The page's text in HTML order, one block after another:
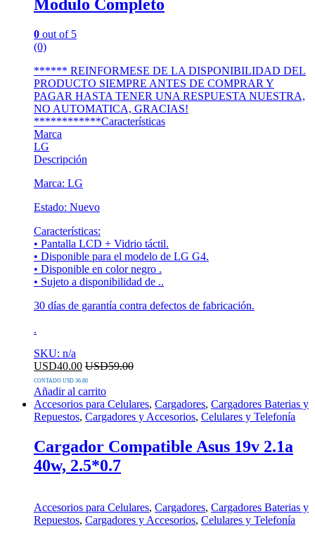
Modulo Completo
0 out of 5
(0)
****** REINFORMESE DE LA DISPONIBILIDAD DEL
PRODUCTO SIEMPRE ANTES DE COMPRAR Y
PAGAR HASTA TENER UNA RESPUESTA NUESTRA,
NO AUTOMATICA, GRACIAS!
************Características
Marca
LG
Descripción
Marca: LG
Estado: Nuevo
Características:
• Pantalla LCD + Vidrio táctil.
• Disponible para el modelo de LG G4.
• Disponible en color negro .
• Sujeto a disponibilidad de ..
30 días de garantía contra defectos de fabricación.
.
SKU: n/a
USD40.00 USD59.00
CONTADO USD 36.80
Añadir al carrito
Accesorios para Celulares, Cargadores, Cargadores Baterias y
Repuestos, Cargadores y Accesorios, Celulares y Telefonía
Cargador Compatible Asus 19v 2.1a
40w, 2.5*0.7
Accesorios para Celulares, Cargadores, Cargadores Baterias y
Repuestos, Cargadores y Accesorios, Celulares y Telefonía